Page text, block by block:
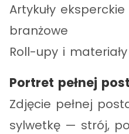
Artykuły
branżowe
Roll-upy i
Portret pełnej
Zdjęcie pełnej
sylwetkę — strój,